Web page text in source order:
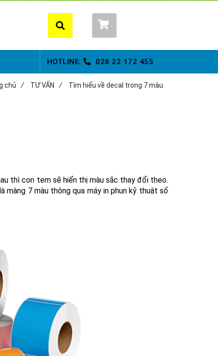
HOTLINE: 028 22 172 455
chủ / TƯ VẤN / Tìm hiểu về decal trong 7 màu
thì con tem sẽ hiển thị màu sắc thay đổi theo.
7 màu thông qua máy in phun kỹ thuật số